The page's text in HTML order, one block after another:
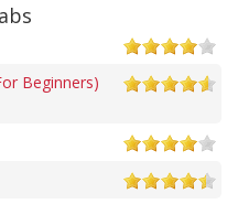
Beginners)